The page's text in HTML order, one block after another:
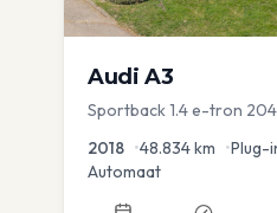
Audi A3
Sportback 1.4 e-tron
2018 •48.834km •Plug-
Automaat